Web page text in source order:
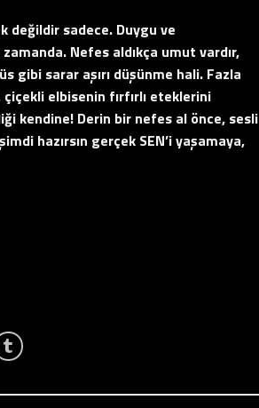
değildir sadece. Duygu ve
Nefes aldıkça umut vardır,
gibi sarar aşırı düşünme hali. Fazla
elbisenin fırfırlı eteklerini
kendine! Derin bir nefes al önce, sesli
hazırsın gerçek SEN’i yaşamaya,